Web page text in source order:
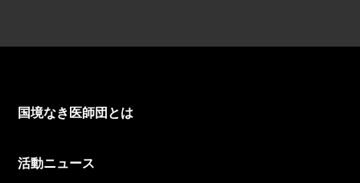
国境なき医師団とは
活動ニュース